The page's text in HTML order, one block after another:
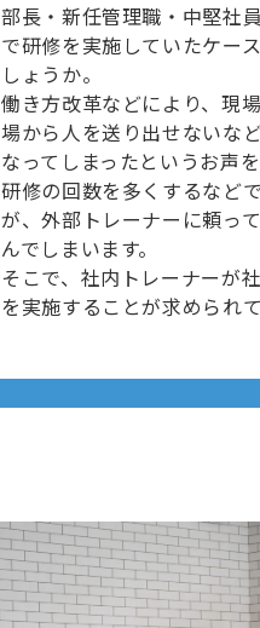
部長・新任管理職・中堅社
で研修を実施していたケー
しょうか。
働き方改革などにより、現
場から人を送り出せないな
なってしまったというお声
研修の回数を多くするなど
が、外部トレーナーに頼っ
んでしまいます。
そこで、社内トレーナーが
を実施することが求められて